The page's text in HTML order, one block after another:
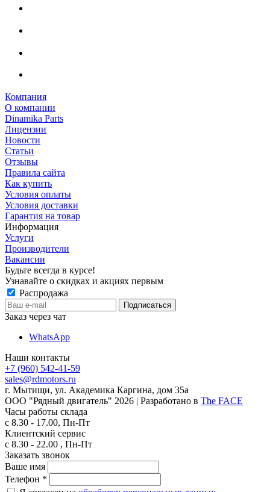
Компания
О компании
Dinamika Parts
Лицензии
Новости
Статьи
Отзывы
Правила сайта
Как купить
Условия оплаты
Условия доставки
Гарантия на товар
Информация
Услуги
Производители
Вакансии
Будьте всегда в курсе!
Узнавайте о скидках и акциях первым
Распродажа
Заказ через чат
WhatsApp
Наши контакты
+7 (960) 542-41-59
sales@rdmotors.ru
г. Мытищи, ул. Академика Каргина, дом 35а
ООО "Рядный двигатель" 2026 | Разработано в The FACE
Часы работы склада
с 8.30 - 17.00, Пн-Пт
Клиентский сервис
с 8.30 - 22.00 , Пн-Пт
Заказать звонок
Ваше имя
Телефон *